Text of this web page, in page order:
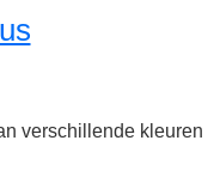
verschillende kleuren